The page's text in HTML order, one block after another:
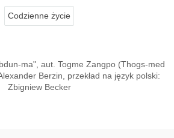
Codzienne życie
ma", aut. Togme Zangpo (Thogs-med
Berzin, przekład na język polski:
Zbigniew Becker